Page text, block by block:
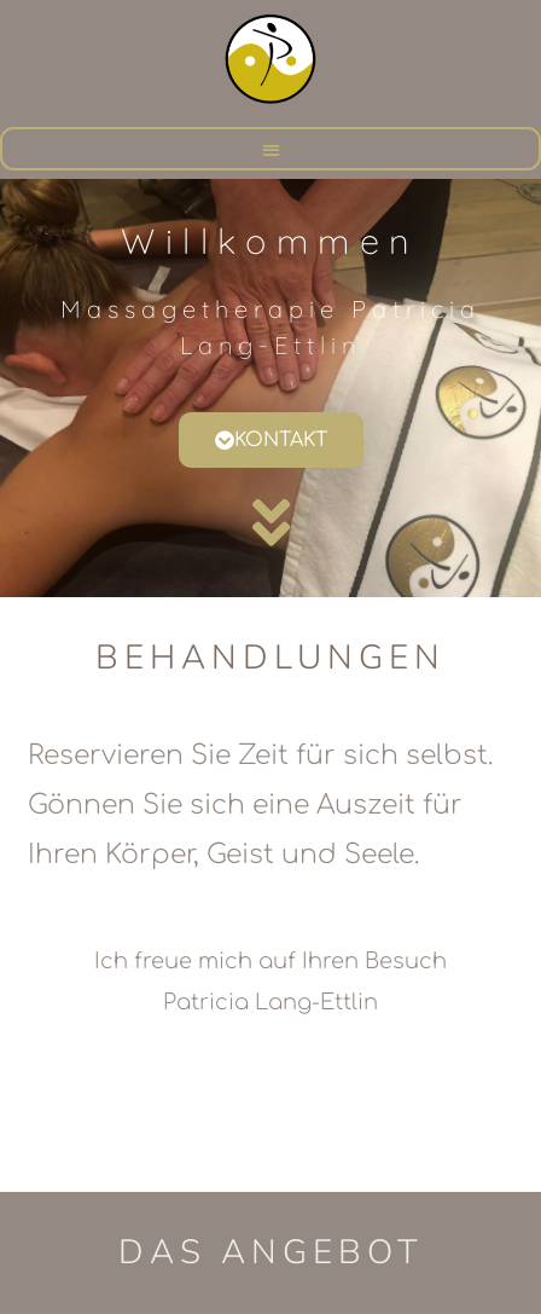
Willkommen
Massagetherapie Patricia
Lang-Ettlin
KONTAKT
BEHANDLUNGEN
Reservieren Sie Zeit für sich selbst.
Gönnen Sie sich eine Auszeit für
Ihren Körper, Geist und Seele.
Ich freue mich auf Ihren Besuch
Patricia Lang-Ettlin
DAS ANGEBOT